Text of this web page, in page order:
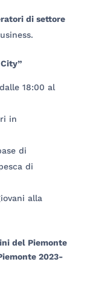
di settore
18:00 al
in
di
di
alla
del Piemonte
2023-